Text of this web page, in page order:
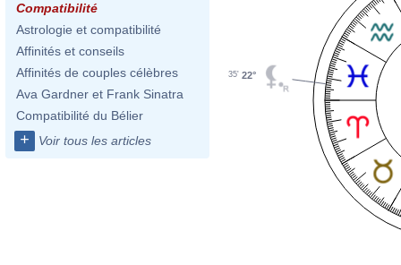
Compatibilité
Astrologie et compatibilité
Affinités et conseils
Affinités de couples célèbres
Ava Gardner et Frank Sinatra
Compatibilité du Bélier
+ Voir tous les articles
22°
35'